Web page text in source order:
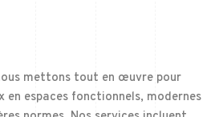
mettons tout en œuvre pour
en espaces fonctionnels, modernes